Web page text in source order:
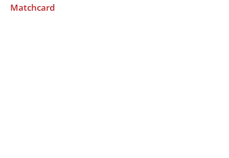
Matchcard